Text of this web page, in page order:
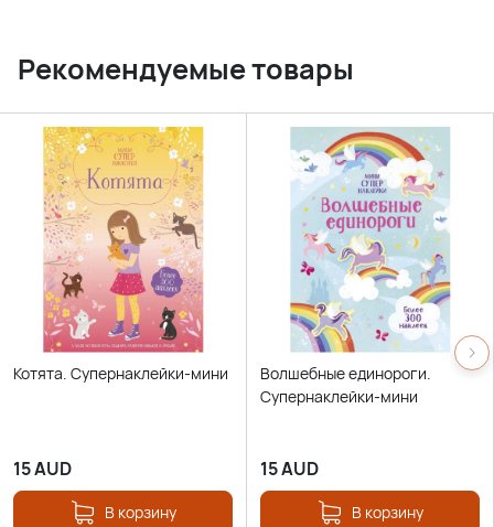
Рекомендуемые товары
Котята. Супернаклейки-мини
15AUD
В корзину
Волшебные единороги.
Супернаклейки-мини
15AUD
В корзину